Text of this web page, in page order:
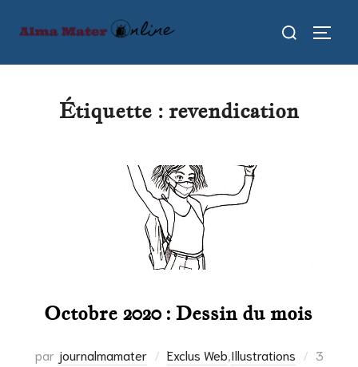
Rechercher :
Étiquette : revendication
Octobre 2020 : Dessin du mois
par journalmamater Exclus Web Illustrations
Publié
3